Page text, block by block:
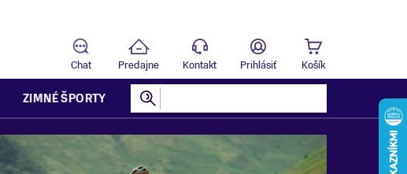
Chat Predajne Kontakt Prihlásiť Košík
ZIMNÉ ŠPORTY